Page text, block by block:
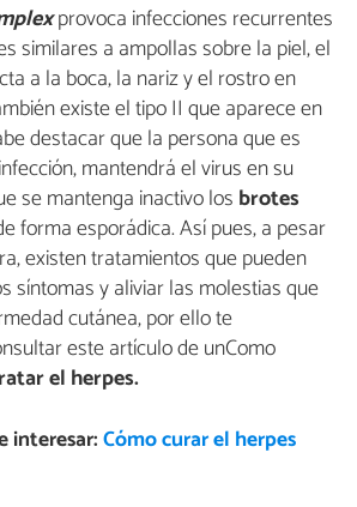
provoca infecciones recurrentes
similares a ampollas sobre la piel, el
a la boca, la nariz y el rostro en
existe el tipo II que aparece en
destacar que la persona que es
mantendrá el virus en su
se mantenga inactivo los brotes
forma esporádica. Así pues, a pesar
existen tratamientos que pueden
síntomas y aliviar las molestias que
cutánea, por ello te
este artículo de unComo
el herpes.
interesar:Cómo curar el herpes